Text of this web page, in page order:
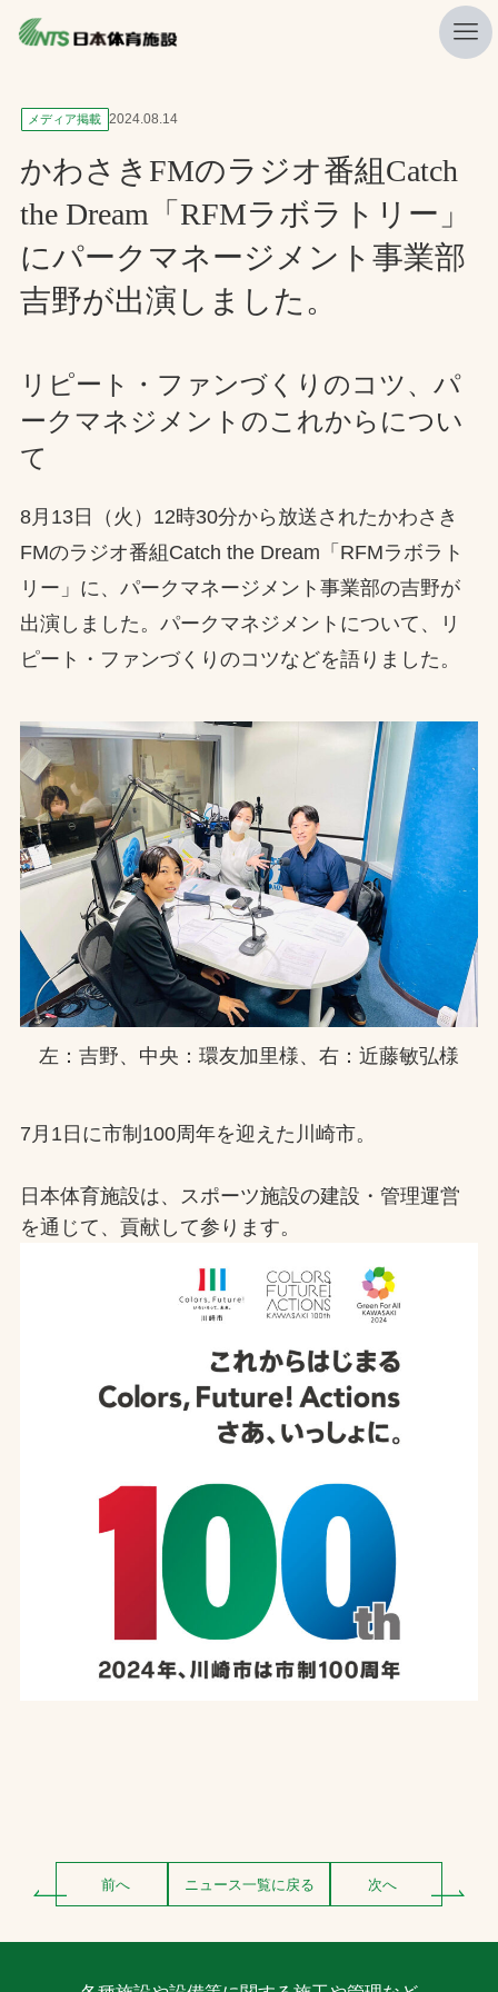
私たちの強み
ニュース
プレスリリース
レポート
製品・サービス一覧
会社概要
採用情報
お取引先の皆様へ
プライバシーポリシー
文字の見えづらさや操作にお困りの方へ
メディア掲載 2024.08.14
かわさきFMのラジオ番組Catch
the Dream「RFMラボラトリー」
にパークマネージメント事業部
吉野が出演しました。
リピート・ファンづくりのコツ、パ
ークマネジメントのこれからについ
て
8月13日（火）12時30分から放送されたかわさき
FMのラジオ番組Catch the Dream「RFMラボラト
リー」に、パークマネージメント事業部の吉野が
出演しました。パークマネジメントについて、リ
ピート・ファンづくりのコツなどを語りました。
左：吉野、中央：環友加里様、右：近藤敏弘様
7月1日に市制100周年を迎えた川崎市。
日本体育施設は、スポーツ施設の建設・管理運営
を通じて、貢献して参ります。
前へ ニュース一覧に戻る 次へ